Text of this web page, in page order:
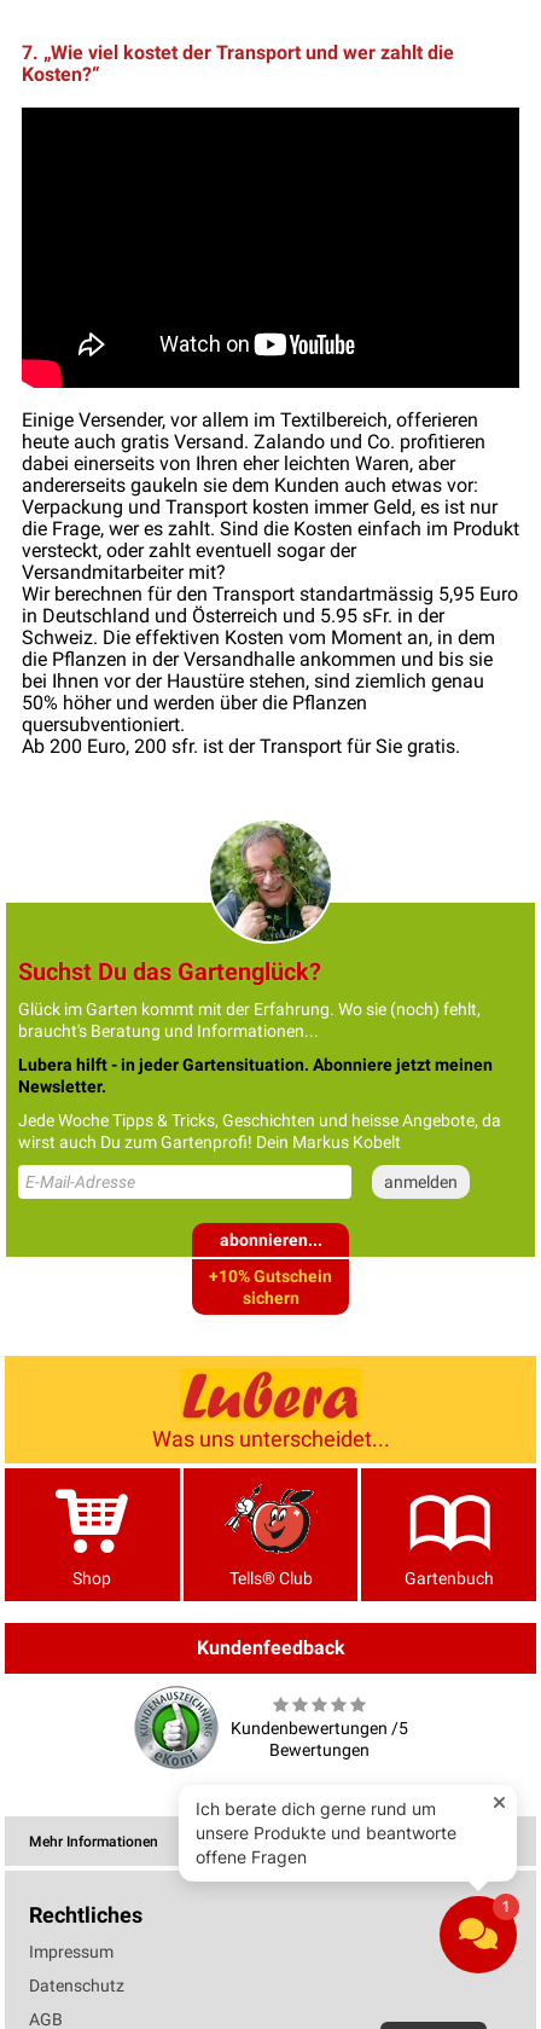
7. „Wie viel kostet der Transport und wer zahlt die
Kosten?“
Einige Versender, vor allem im Textilbereich, offerieren
heute auch gratis Versand. Zalando und Co. profitieren
dabei einerseits von Ihren eher leichten Waren, aber
andererseits gaukeln sie dem Kunden auch etwas vor:
Verpackung und Transport kosten immer Geld, es ist nur
die Frage, wer es zahlt. Sind die Kosten einfach im Produkt
versteckt, oder zahlt eventuell sogar der
Versandmitarbeiter mit?
Wir berechnen für den Transport standartmässig 5,95 Euro
in Deutschland und Österreich und 5.95 sFr. in der
Schweiz. Die effektiven Kosten vom Moment an, in dem
die Pflanzen in der Versandhalle ankommen und bis sie
bei Ihnen vor der Haustüre stehen, sind ziemlich genau
50% höher und werden über die Pflanzen
quersubventioniert.
Ab 200 Euro, 200 sfr. ist der Transport für Sie gratis.
Suchst Du das Gartenglück?
Glück im Garten kommt mit der Erfahrung. Wo sie (noch) fehlt,
braucht's Beratung und Informationen...
Lubera hilft - in jeder Gartensituation. Abonniere jetzt meinen
Newsletter.
Jede Woche Tipps & Tricks, Geschichten und heisse Angebote, da
wirst auch Du zum Gartenprofi! Dein Markus Kobelt
abonnieren...
+10% Gutschein
sichern
Was uns unterscheidet...
Shop Tells® Club Gartenbuch
Kundenfeedback
Kundenbewertungen /5
Bewertungen
Mehr Informationen
Rechtliches
Impressum
Datenschutz
AGB